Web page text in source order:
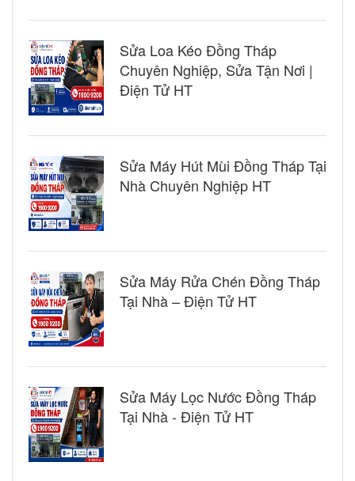
Sửa Loa Kéo Đồng Tháp
Chuyên Nghiệp, Sửa Tận Nơi |
Điện Tử HT
Sửa Máy Hút Mùi Đồng Tháp Tại
Nhà Chuyên Nghiệp HT
Sửa Máy Rửa Chén Đồng Tháp
Tại Nhà – Điện Tử HT
Sửa Máy Lọc Nước Đồng Tháp
Tại Nhà - Điện Tử HT